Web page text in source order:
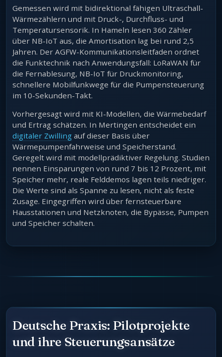
Gemessen wird mit bidirektional fähigen Ultraschall-
Wärmezählern und mit Druck-, Durchfluss- und
Temperatursensorik. In Hameln lesen 360 Zähler
über NB-IoT aus, die Amortisation lag bei rund 2,5
Jahren. Der AGFW-Kommunikationsleitfaden ordnet
die Funktechnik nach Anwendungsfall: LoRaWAN für
die Fernablesung, NB-IoT für Druckmonitoring,
schnellere Mobilfunkwege für die Pumpensteuerung
im 10-Sekunden-Takt.
Vorhergesagt wird mit KI-Modellen, die Wärmebedarf
und Ertrag schätzen. In Mertingen entscheidet ein
digitaler Zwilling auf dieser Basis über
Wärmepumpenfahrweise und Speicherstand.
Geregelt wird mit modellprädiktiver Regelung. Studien
nennen Einsparungen von rund 7 bis 12 Prozent, mit
Speicher mehr, reale Felddemos lagen teils niedriger.
Die Werte sind als Spanne zu lesen, nicht als feste
Zusage. Eingegriffen wird über fernsteuerbare
Hausstationen und Netzknoten, die Bypässe, Pumpen
und Speicher schalten.
Deutsche Praxis: Pilotprojekte
und ihre Steuerungsansätze